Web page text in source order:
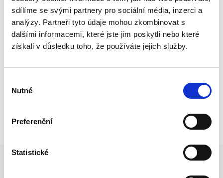
sdílíme se svými partnery pro sociální média, inzerci a
analýzy. Partneři tyto údaje mohou zkombinovat s
dalšími informacemi, které jste jim poskytli nebo které
získali v důsledku toho, že používáte jejich služby.
souhlasu
Nutné
Preferenční
Statistické